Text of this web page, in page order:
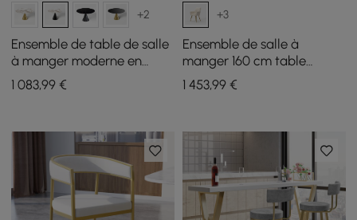
+2
Ensemble de table de salle
à manger moderne en
pierre frittée de 39 po avec
2 chaises
1 083,99 €
+3
Ensemble de salle à
manger 160 cm table
rectangulaire en pierre
frittée Pandora brillante
1 453,99€